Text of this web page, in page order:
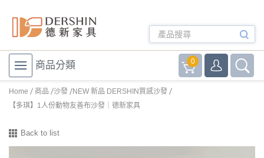
商品分類 0
Home 商品 沙發
NEW 新品 DERSHIN質感沙發
【多琪】1人份動物友善布沙發｜德新家具
Back to list